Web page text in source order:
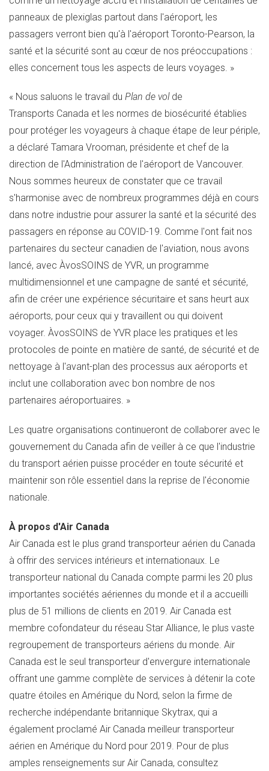
panneaux de plexiglas partout dans l'aéroport, les
passagers verront bien qu'à l'aéroport Toronto-Pearson, la
santé et la sécurité sont au cœur de nos préoccupations :
elles concernent tous les aspects de leurs voyages. »
« Nous saluons le travail du Plan de volde
Transports Canada et les normes de biosécurité établies
pour protéger les voyageurs à chaque étape de leur périple,
a déclaré Tamara Vrooman, présidente et chef de la
direction de l'Administration de l'aéroport de Vancouver.
Nous sommes heureux de constater que ce travail
s'harmonise avec de nombreux programmes déjà en cours
dans notre industrie pour assurer la santé et la sécurité des
passagers en réponse au COVID-19. Comme l'ont fait nos
partenaires du secteur canadien de l'aviation, nous avons
lancé, avec ÀvosSOINS de YVR, un programme
multidimensionnel et une campagne de santé et sécurité,
afin de créer une expérience sécuritaire et sans heurt aux
aéroports, pour ceux qui y travaillent ou qui doivent
voyager. ÀvosSOINS de YVR place les pratiques et les
protocoles de pointe en matière de santé, de sécurité et de
nettoyage à l'avant-plan des processus aux aéroports et
inclut une collaboration avec bon nombre de nos
partenaires aéroportuaires. »
Les quatre organisations continueront de collaborer avec le
gouvernement du Canada afin de veiller à ce que l'industrie
du transport aérien puisse procéder en toute sécurité et
maintenir son rôle essentiel dans la reprise de l'économie
nationale.
À propos d'Air Canada
Air Canada est le plus grand transporteur aérien du Canada
à offrir des services intérieurs et internationaux. Le
transporteur national du Canada compte parmi les 20 plus
importantes sociétés aériennes du monde et il a accueilli
plus de 51 millions de clients en 2019. Air Canada est
membre cofondateur du réseau Star Alliance, le plus vaste
regroupement de transporteurs aériens du monde. Air
Canada est le seul transporteur d'envergure internationale
offrant une gamme complète de services à détenir la cote
quatre étoiles en Amérique du Nord, selon la firme de
recherche indépendante britannique Skytrax, qui a
également proclamé Air Canada meilleur transporteur
aérien en Amérique du Nord pour 2019. Pour de plus
amples renseignements sur Air Canada, consultez